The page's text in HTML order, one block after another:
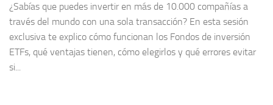
¿Sabías que puedes invertir en más de 10.000 compañías a
través del mundo con una sola transacción? En esta sesión
exclusiva te explico cómo funcionan los Fondos de inversión
ETFs, qué ventajas tienen, cómo elegirlos y qué errores evitar
si...